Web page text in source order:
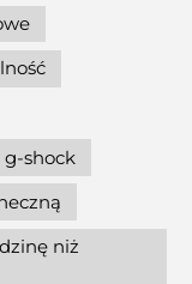
g-shock
niż